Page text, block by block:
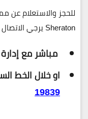
Sheraton يرجي الاتصال علي الارقام التالية:
مباشر مع
او خلال الخط
19839